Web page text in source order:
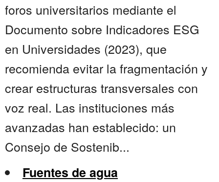
foros universitarios mediante el
Documento sobre Indicadores ESG
en Universidades (2023), que
recomienda evitar la fragmentación y
crear estructuras transversales con
voz real. Las instituciones más
avanzadas han establecido: un
Consejo de Sostenib...
Fuentes de agua